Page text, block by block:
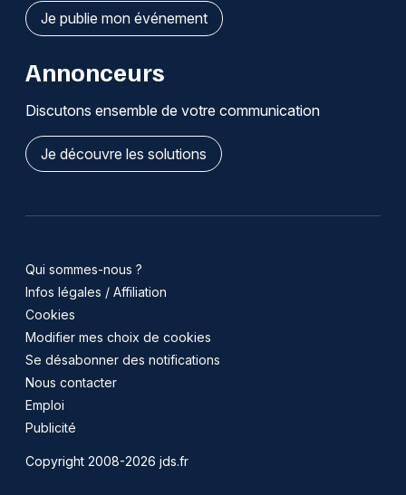
Je publie mon événement
Annonceurs
Discutons ensemble de votre communication
Je découvre les solutions
Qui sommes-nous ?
Infos légales / Affiliation
Cookies
Modifier mes choix de cookies
Se désabonner des notifications
Nous contacter
Emploi
Publicité
Copyright 2008-2026 jds.fr